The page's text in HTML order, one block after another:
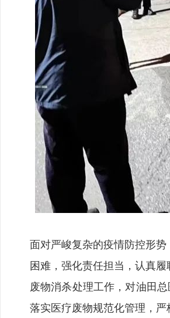
面对严峻复杂的疫情防控形
困难，强化责任担当，认真
废物消杀处理工作，对油田
落实医疗废物规范化管理，